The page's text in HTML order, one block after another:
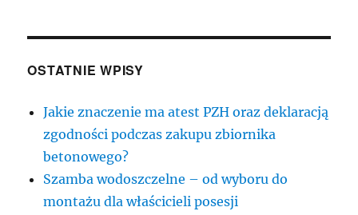
OSTATNIE WPISY
Jakie znaczenie ma atest PZH oraz deklaracją
zgodności podczas zakupu zbiornika
betonowego?
Szamba wodoszczelne – od wyboru do
montażu dla właścicieli posesji